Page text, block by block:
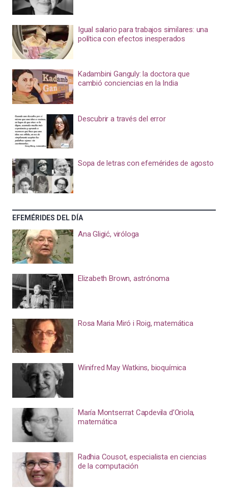
Igual salario para trabajos similares: una
política con efectos inesperados
Kadambini Ganguly: la doctora que
cambió conciencias en la India
Descubrir a través del error
Sopa de letras con efemérides de agosto
EFEMÉRIDES DEL DÍA
Ana Gligić, viróloga
Elizabeth Brown, astrónoma
Rosa Maria Miró i Roig, matemática
Winifred May Watkins, bioquímica
María Montserrat Capdevila d’Oriola,
matemática
Radhia Cousot, especialista en ciencias
de la computación